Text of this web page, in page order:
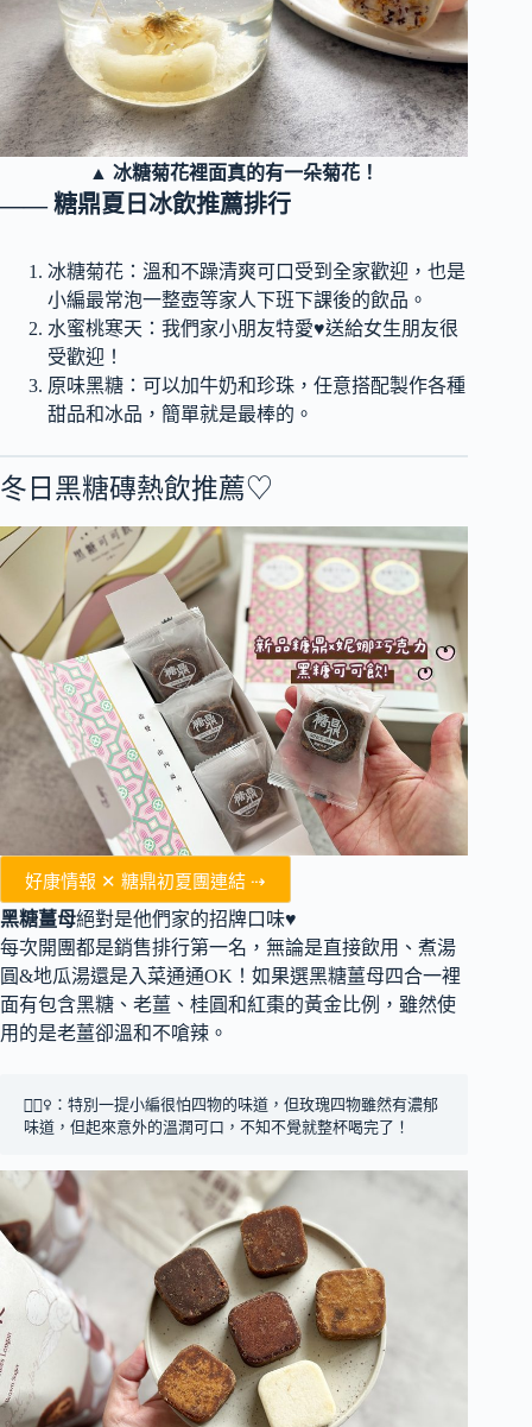
▲ 冰糖菊花裡面真的有一朵菊花！
—— 糖鼎夏日冰飲推薦排行
冰糖菊花：溫和不躁清爽可口受到全家歡迎，也是
小編最常泡一整壺等家人下班下課後的飲品。
水蜜桃寒天：我們家小朋友特愛♥送給女生朋友很
受歡迎！
原味黑糖：可以加牛奶和珍珠，任意搭配製作各種
甜品和冰品，簡單就是最棒的。
冬日黑糖磚熱飲推薦♡
好康情報 ✕ 糖鼎初夏團連結 ⇢
黑糖薑母絕對是他們家的招牌口味♥
每次開團都是銷售排行第一名，無論是直接飲用、煮湯
圓&地瓜湯還是入菜通通OK！如果選黑糖薑母四合一裡
面有包含黑糖、老薑、桂圓和紅棗的黃金比例，雖然使
用的是老薑卻溫和不嗆辣。
🙋🏻‍♀️：特別一提小編很怕四物的味道，但玫瑰四物雖然有濃郁
味道，但起來意外的溫潤可口，不知不覺就整杯喝完了！